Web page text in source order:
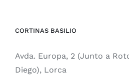
CORTINAS BASILIO
Avda. Europa, 2 (Junto a
Diego), Lorca